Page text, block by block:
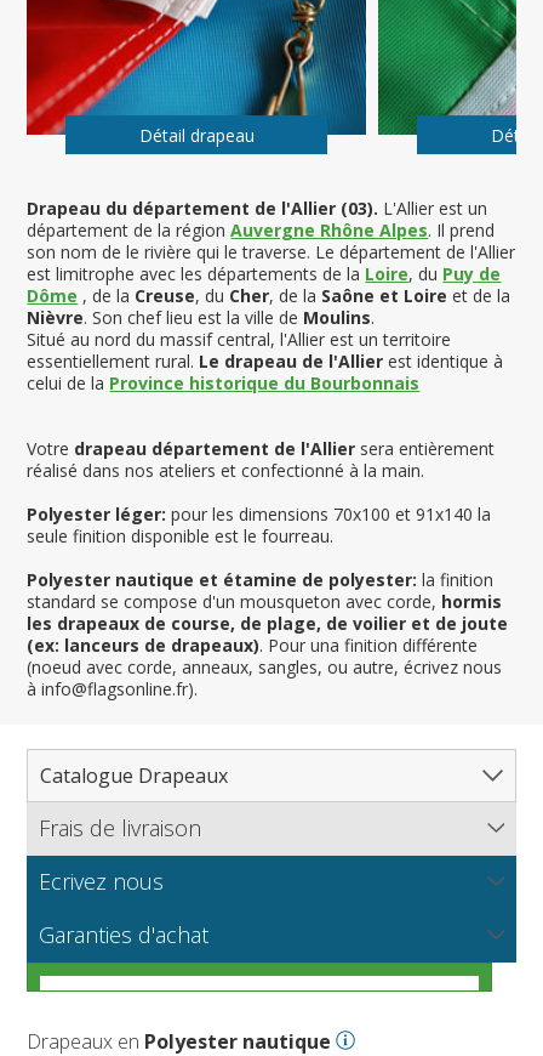
Drapeau du département de l'Allier (03). L'Allier est un
département de la régionAuvergne Rhône Alpes. Il prend
son nom de le rivière qui le traverse. Le département de l'Allier
est limitrophe avec les départements de la Loire, du Puy de
Dôme , de la Creuse, du Cher, de la Saône et Loire et de la
Nièvre. Son chef lieu est la ville de Moulins.
Situé au nord du massif central, l'Allier est un territoire
essentiellement rural. Le drapeau de l'Allier est identique à
celui de la Province historique du Bourbonnais
Votre drapeau département de l'Allier sera entièrement
réalisé dans nos ateliers et confectionné à la main.
Polyester léger: pour les dimensions 70x100 et 91x140 la
seule finition disponible est le fourreau.
Polyester nautique et étamine de polyester: la finition
standard se compose d'un mousqueton avec corde, hormis
les drapeaux de course, de plage, de voilier et de joute
(ex: lanceurs de drapeaux). Pour una finition différente
(noeud avec corde, anneaux, sangles, ou autre, écrivez nous
à info@flagsonline.fr).
Détail drapeau Détail
Catalogue Drapeaux
Tous les drapeaux
Amérique du Sud
Europe
Asie
Régions françaises
Régions allemandes
Régions espagnoles
Cantons, Départements & Provinces
Départements français
Comtés anglais
Villes
Villes allemandes
Marines marchandes et militaires
Courses automobiles
Frais de livraison
Flagsonline.fr calcule les frais d'envoi en se basant sur le
APPROFONDIR
Ecrivez nous
nos produits? Vous voulez connaitre nos prix de gros ou
bien nous proposer un partenariat ?
Garanties d'achat
Dispositions générales
Les tissus pour drapeaux
tissu pour votre drapeau
Drapeaux en Polyester nautique